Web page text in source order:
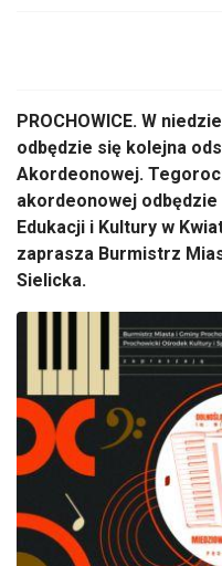
PROCHOWICE. W
odbędzie się kolejna
Akordeonowej.
akordeonowej
Edukacji i Kultury w
zaprasza Burmistrz
Sielicka.